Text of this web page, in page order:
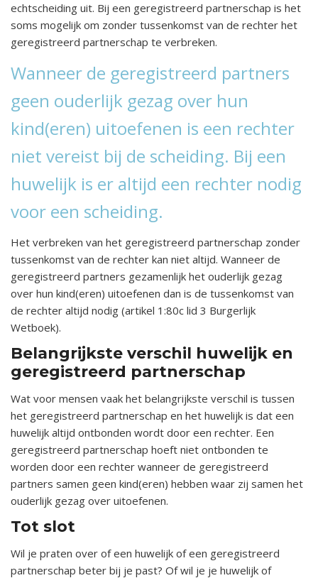
echtscheiding uit. Bij een geregistreerd partnerschap is het
soms mogelijk om zonder tussenkomst van de rechter het
geregistreerd partnerschap te verbreken.
Wanneer de geregistreerd partners
geen ouderlijk gezag over hun
kind(eren) uitoefenen is een rechter
niet vereist bij de scheiding. Bij een
huwelijk is er altijd een rechter nodig
voor een scheiding.
Het verbreken van het geregistreerd partnerschap zonder
tussenkomst van de rechter kan niet altijd. Wanneer de
geregistreerd partners gezamenlijk het ouderlijk gezag
over hun kind(eren) uitoefenen dan is de tussenkomst van
de rechter altijd nodig (artikel 1:80c lid 3 Burgerlijk
Wetboek).
Belangrijkste verschil huwelijk en
geregistreerd partnerschap
Wat voor mensen vaak het belangrijkste verschil is tussen
het geregistreerd partnerschap en het huwelijk is dat een
huwelijk altijd ontbonden wordt door een rechter. Een
geregistreerd partnerschap hoeft niet ontbonden te
worden door een rechter wanneer de geregistreerd
partners samen geen kind(eren) hebben waar zij samen het
ouderlijk gezag over uitoefenen.
Tot slot
Wil je praten over of een huwelijk of een geregistreerd
partnerschap beter bij je past? Of wil je je huwelijk of